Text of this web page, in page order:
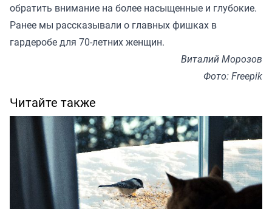
обратить внимание на более насыщенные и глубокие.
Ранее мы рассказывали о главных фишках в
гардеробе для 70-летних женщин.
Виталий Морозов
Фото: Freepik
Читайте также